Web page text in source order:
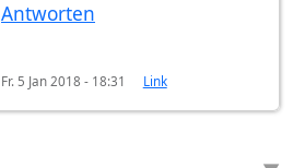
Antworten
Fr. 5 Jan 2018 - 18:31 Link